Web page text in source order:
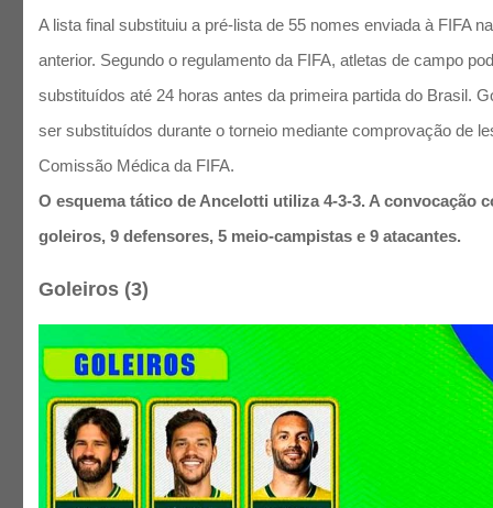
A lista final substituiu a pré-lista de 55 nomes enviada à FIFA
anterior. Segundo o regulamento da FIFA, atletas de campo
substituídos até 24 horas antes da primeira partida do Brasil.
ser substituídos durante o torneio mediante comprovação de
Comissão Médica da FIFA.
O esquema tático de Ancelotti utiliza 4-3-3. A convocação
goleiros, 9 defensores, 5 meio-campistas e 9 atacantes.
Goleiros (3)